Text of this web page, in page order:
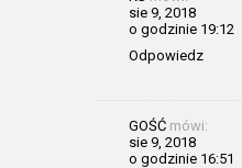
sie 9, 2018
o godzinie 19:12
Odpowiedz
GOŚĆ mówi:
sie 9, 2018
o godzinie 16:51